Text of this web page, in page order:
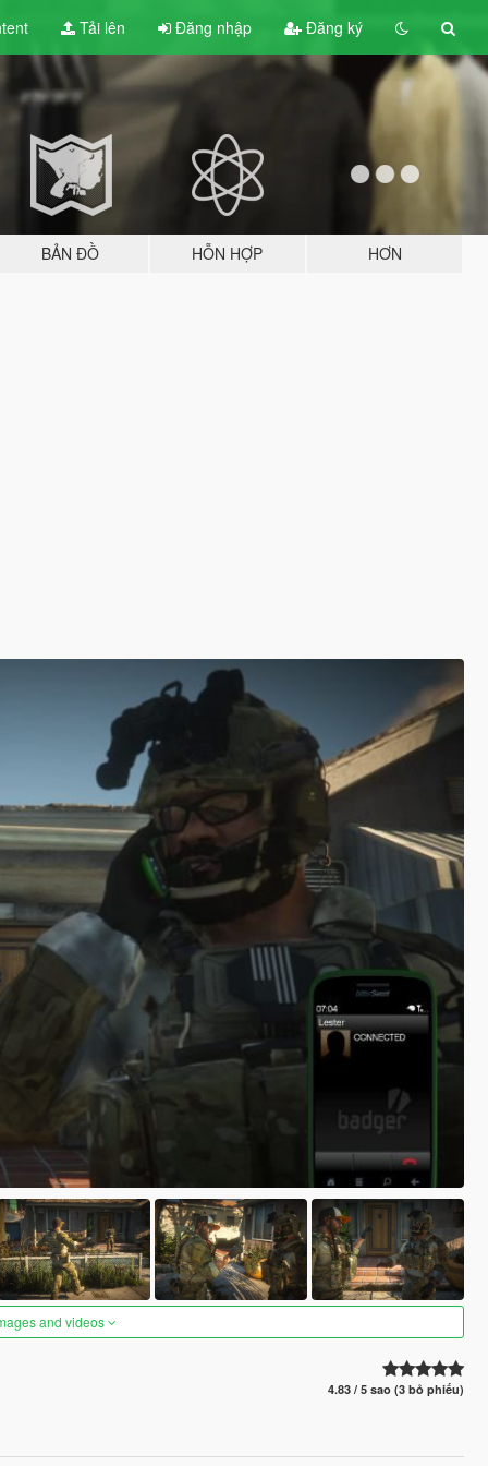
Tải lên Đăng nhập Đăng ký
BẢN ĐỒ HỖN HỢP HƠN
and videos
4.83 / 5 sao (3 bỏ phiếu)